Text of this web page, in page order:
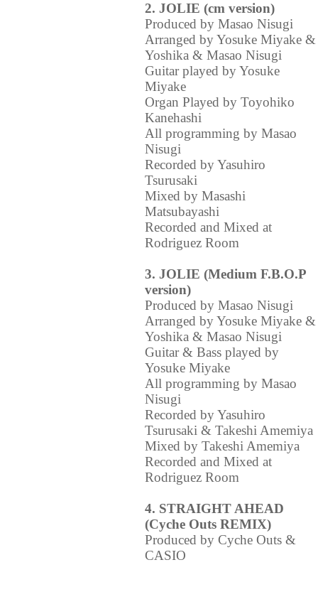
2. JOLIE (cm version)
Produced by Masao Nisugi
Arranged by Yosuke Miyake &
Yoshika & Masao Nisugi
Guitar played by Yosuke
Miyake
Organ Played by Toyohiko
Kanehashi
All programming by Masao
Nisugi
Recorded by Yasuhiro
Tsurusaki
Mixed by Masashi
Matsubayashi
Recorded and Mixed at
Rodriguez Room
3. JOLIE (Medium F.B.O.P
version)
Produced by Masao Nisugi
Arranged by Yosuke Miyake &
Yoshika & Masao Nisugi
Guitar & Bass played by
Yosuke Miyake
All programming by Masao
Nisugi
Recorded by Yasuhiro
Tsurusaki & Takeshi Amemiya
Mixed by Takeshi Amemiya
Recorded and Mixed at
Rodriguez Room
4. STRAIGHT AHEAD
(Cyche Outs REMIX)
Produced by Cyche Outs &
CASIO